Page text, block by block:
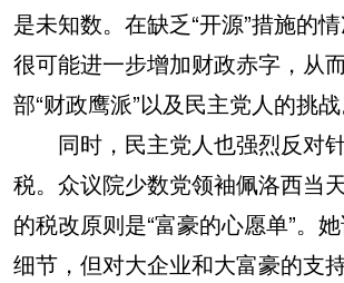
是未知数。在缺乏“开源”措施的
很可能进一步增加财政赤字，从
部“财政鹰派”以及民主党人的挑战
同时，民主党人也强烈反对
税。众议院少数党领袖佩洛西当
的税改原则是“富豪的心愿单”。
细节，但对大企业和大富豪的支持